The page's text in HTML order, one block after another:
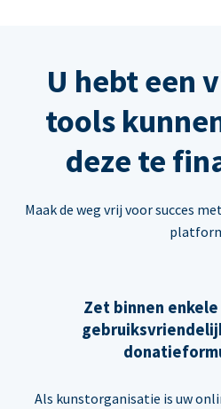
U hebt een
tools
deze te
Maak de weg vrij voor succes
Zet binnen
Als kunstorganisatie is uw